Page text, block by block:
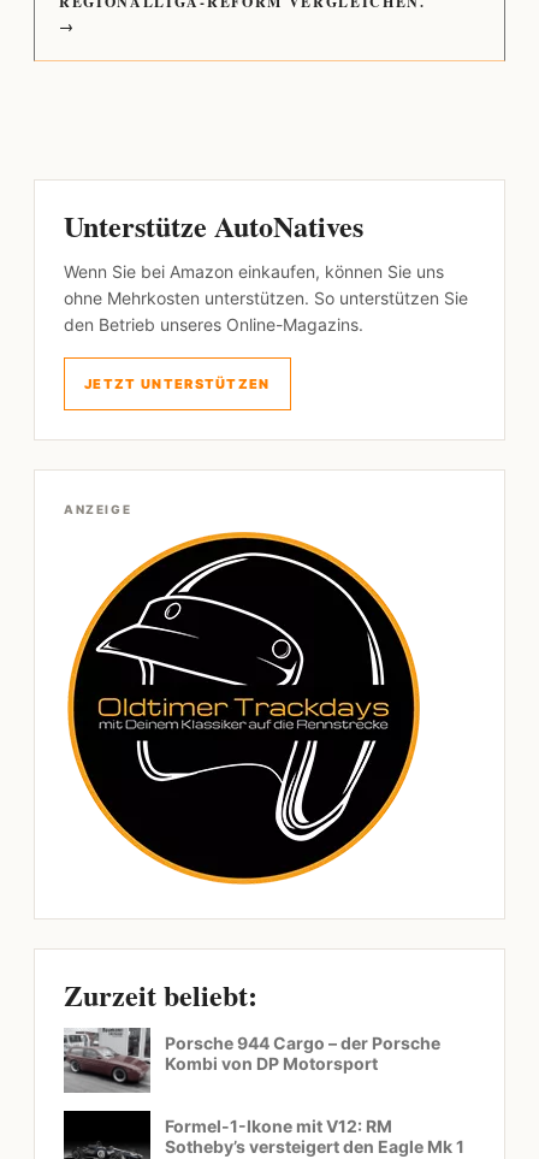
→
Unterstütze AutoNatives
Wenn Sie bei Amazon einkaufen, können Sie uns
ohne Mehrkosten unterstützen. So unterstützen Sie
den Betrieb unseres Online-Magazins.
JETZT UNTERSTÜTZEN
ANZEIGE
Zurzeit beliebt:
Porsche 944 Cargo – der Porsche
Kombi von DP Motorsport
Formel-1-Ikone mit V12: RM
Sotheby’s versteigert den Eagle Mk 1